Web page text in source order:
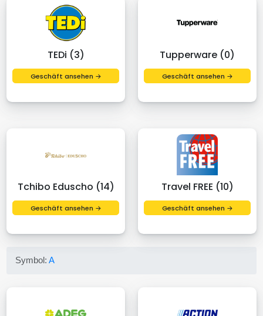
TEDi (3)
Geschäft ansehen →
Tupperware (0)
Geschäft ansehen →
Tchibo Eduscho (14)
Geschäft ansehen →
Travel FREE (10)
Geschäft ansehen →
Symbol:A